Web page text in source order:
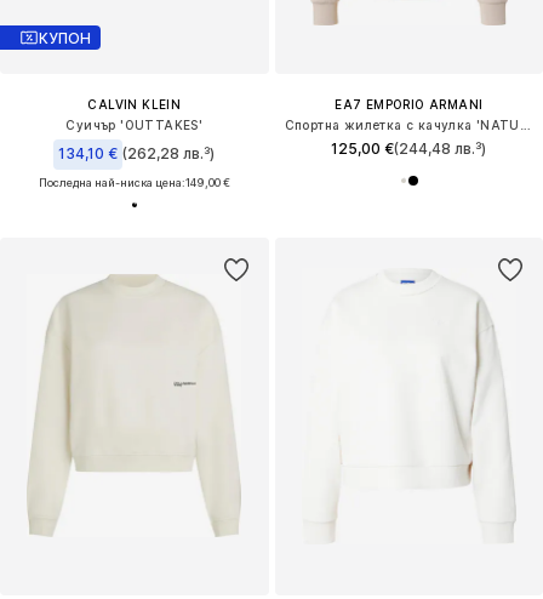
КУПОН
CALVIN KLEIN
Суичър 'OUTTAKES'
134,10 € (262,28 лв.³)
Последна най-ниска цена:149,00 €
EA7 EMPORIO ARMANI
125,00 €(244,48 лв.³)